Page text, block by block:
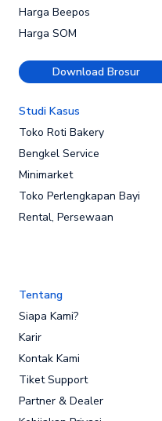
Harga Beepos
Harga SOM
Download Brosur
Studi Kasus
Toko Roti Bakery
Bengkel Service
Minimarket
Toko Perlengkapan Bayi
Rental, Persewaan
Tentang
Siapa Kami?
Karir
Kontak Kami
Tiket Support
Partner & Dealer